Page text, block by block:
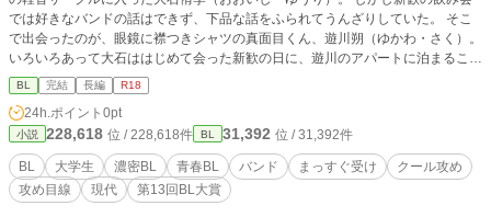
では好きなバンドの話はできず、下品な話をふられてうんざりしていた。 そこ
で出会ったのが、眼鏡に襟つきシャツの真面目くん、遊川朔（ゆかわ・さく）。
いろいろあって大石ははじめて会った新歓の日に、遊川のアパートに泊まること
となり、そこから妙な縁ができた。 やがて大石は、文学部に通う遊川から「作
詞ってどうやるの？」と訊かれる。 さらに「音楽をやったことはないし、楽譜
も読めない」という遊川が、実はボーカルの才能があることを知る。 お互いの
才能に魅力を感じた二人は、一緒に音楽をやることになる。 その中で大石は遊
川から「インカレの軽音サークルにいるかもしれない、男子校時代に好きだった
先輩を探している」と打ち明けられる。 そこから二人は、恋愛にまつわる恥ず
かしい話をするようになり……。 音楽と恋が、二人の人生にゆっくり重なって
BL 完結 長編 R18
24h.ポイント 0pt
小説 228,618 位 / 228,618件 BL 31,392 位 / 31,392件
BL 大学生 濃密BL 青春BL バンド まっすぐ受け
クール攻め
攻め目線
現代 第13回BL大賞